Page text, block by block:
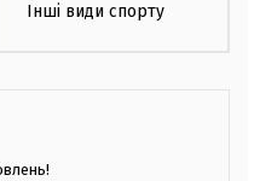
Інші види спорту